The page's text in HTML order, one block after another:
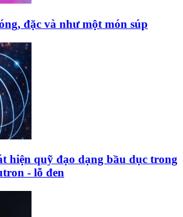
đặc và như một món súp
hiện quỹ đạo dạng bầu dục trong
- lỗ đen